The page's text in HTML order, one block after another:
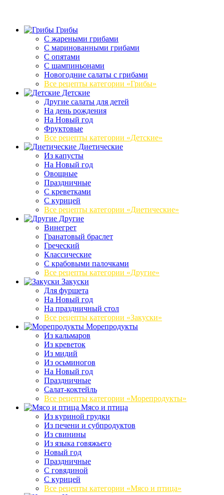
Грибы
C жареными грибами
C маринованными грибами
C опятами
C шампиньонами
Новогодние салаты с грибами
Все рецепты категории «Грибы»
Детские
Другие салаты для детей
На день рождения
На Новый год
Фруктовые
Все рецепты категории «Детские»
Диетические
Из капусты
На Новый год
Овощные
Праздничные
С креветками
С курицей
Все рецепты категории «Диетические»
Другие
Винегрет
Гранатовый браслет
Греческий
Классические
С крабовыми палочками
Все рецепты категории «Другие»
Закуски
Для фуршета
На Новый год
На праздничный стол
Все рецепты категории «Закуски»
Морепродукты
Из кальмаров
Из креветок
Из мидий
Из осьминогов
На Новый год
Праздничные
Салат-коктейль
Все рецепты категории «Морепродукты»
Мясо и птица
Из куриной грудки
Из печени и субпродуктов
Из свинины
Из языка говяжьего
Новый год
Праздничные
С говядиной
С курицей
Все рецепты категории «Мясо и птица»